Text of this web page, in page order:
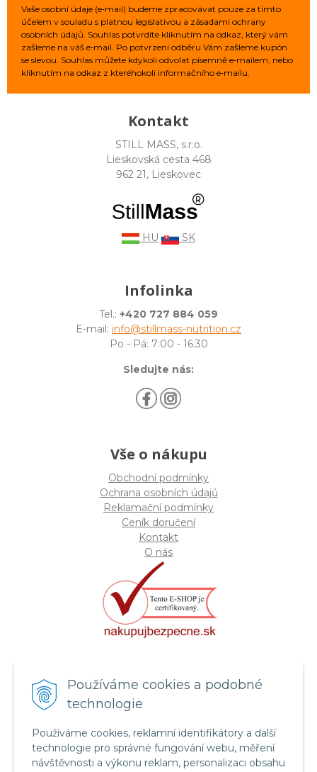
Používáme cookies a podobné
technologie
Používáme cookies, reklamní identifikátory a další
technologie pro správné fungování webu, měření
návštěvnosti a výkonu reklam, personalizaci obsahu
Vaše osobní údaje (e‑mail) budeme zpracovávat pouze za tímto
účelem v souladu s platnou legislativou a zásadami ochrany
osobních údajů. Souhlas potvrdíte kliknutím na odkaz, který vám
zašleme na váš e‑mail. Po potvrzení odběru Vám zašleme kupón
se slevou. Souhlas můžete kdykoli odvolat písemně e‑mailem, nebo
kliknutím na odkaz z kteréhokoli informačního e‑mailu.
Kontakt
STILL MASS, s.r.o.
Lieskovská cesta 468
962 21, Lieskovec
HU SK
Infolinka
Tel.: +420 727 884 059
E-mail: info@stillmass-nutrition.cz
Po - Pá: 7:00 - 16:30
Sledujte nás:
Vše o nákupu
Obchodní podmínky
Ochrana osobních údajů
Reklamační podmínky
Ceník doručení
Kontakt
O nás
Certifikát systému bezpečnosti
potravin FSSC 22000